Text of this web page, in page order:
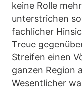
keine Rolle
unterstrichen
fachlicher
Treue
Streifen einen
ganzen Region
Wesentlicher